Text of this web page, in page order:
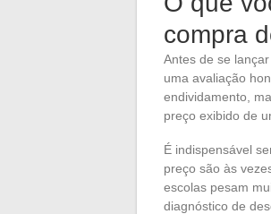
compra
Antes de se
uma avaliação
endividamento,
preço exibido de
É indispensável
preço são às
escolas pesam
diagnóstico de